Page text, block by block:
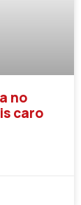
no
caro